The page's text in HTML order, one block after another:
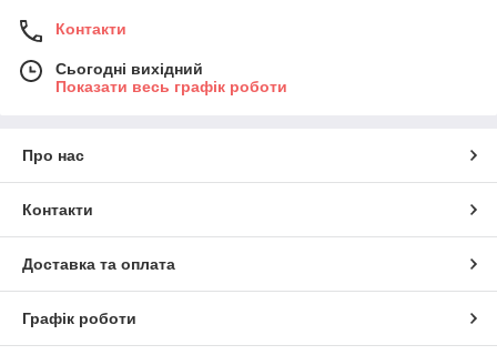
Контакти
Сьогодні вихідний
Показати весь графік роботи
Про нас
Контакти
Доставка та оплата
Графік роботи